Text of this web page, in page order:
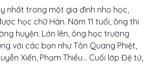
nhất trong một gia đình nho học,
học chữ Hán. Năm 11 tuổi, ông thi
huyện. Lớn lên, ông học trường
với các bạn như Tôn Quang Phiệt,
Xiển, Phạm Thiều... Cuối lớp Đệ tứ,